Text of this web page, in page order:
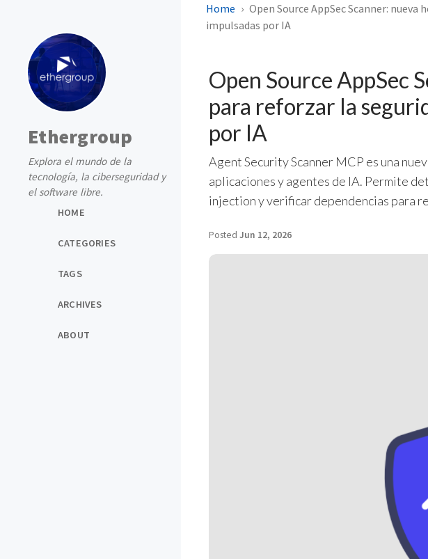
Ethergroup
Explora el mundo de la
tecnología, la ciberseguridad y
el software libre.
HOME
CATEGORIES
TAGS
ARCHIVES
ABOUT
Home
Open Source AppSec Scanner:
impulsadas por IA
Open Source AppSec
para reforzar la
por IA
Agent Security Scanner MCP es una
aplicaciones y agentes de IA. Permite
injection y verificar dependencias para
Posted Jun 12, 2026